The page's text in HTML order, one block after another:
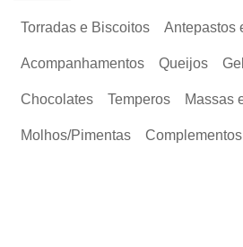
Torradas e Biscoitos Antepastos
Acompanhamentos Queijos
Chocolates Temperos Massas
Molhos/Pimentas Complementos